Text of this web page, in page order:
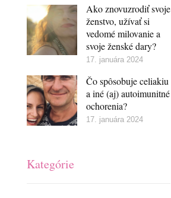
Ako znovuzrodiť svoje
ženstvo, užívať si
vedomé milovanie a
svoje ženské dary?
17. januára 2024
Čo spôsobuje celiakiu
a iné (aj) autoimunitné
ochorenia?
17. januára 2024
Kategórie